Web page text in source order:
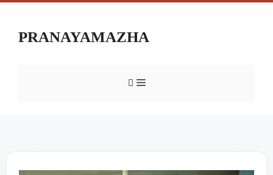
PRANAYAMAZHA